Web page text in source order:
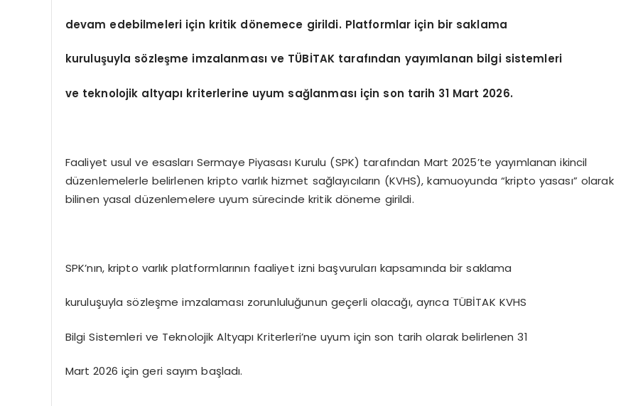
devam edebilmeleri için kritik dönemece girildi. Platformlar için bir saklama
kuruluşuyla sözleşme imzalanması ve TÜBİTAK tarafından yayımlanan bilgi sistemleri
ve teknolojik altyapı kriterlerine uyum sağlanması için son tarih 31 Mart 2026.
Faaliyet usul ve esasları Sermaye Piyasası Kurulu (SPK) tarafından Mart 2025’te yayımlanan ikincil
düzenlemelerle belirlenen kripto varlık hizmet sağlayıcıların (KVHS), kamuoyunda “kripto yasası” olarak
bilinen yasal düzenlemelere uyum sürecinde kritik döneme girildi.
SPK’nın, kripto varlık platformlarının faaliyet izni başvuruları kapsamında bir saklama
kuruluşuyla sözleşme imzalaması zorunluluğunun geçerli olacağı, ayrıca TÜBİTAK KVHS
Bilgi Sistemleri ve Teknolojik Altyapı Kriterleri’ne uyum için son tarih olarak belirlenen 31
Mart 2026 için geri sayım başladı.